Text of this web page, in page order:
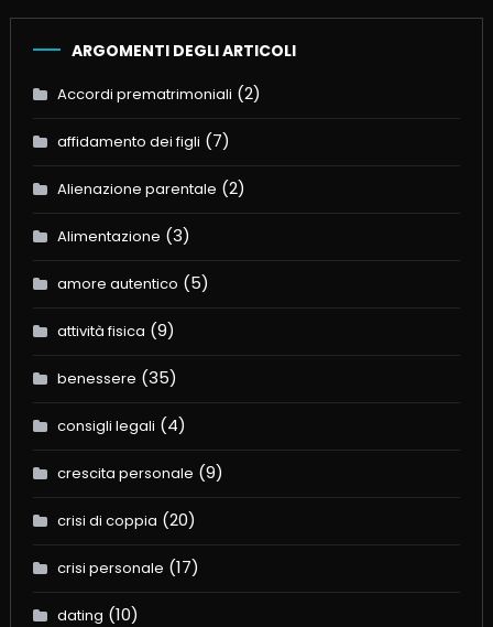
ARGOMENTI DEGLI ARTICOLI
Accordi prematrimoniali (2)
affidamento dei figli (7)
Alienazione parentale (2)
Alimentazione (3)
amore autentico (5)
attività fisica (9)
benessere (35)
consigli legali (4)
crescita personale (9)
crisi di coppia (20)
crisi personale (17)
dating (10)